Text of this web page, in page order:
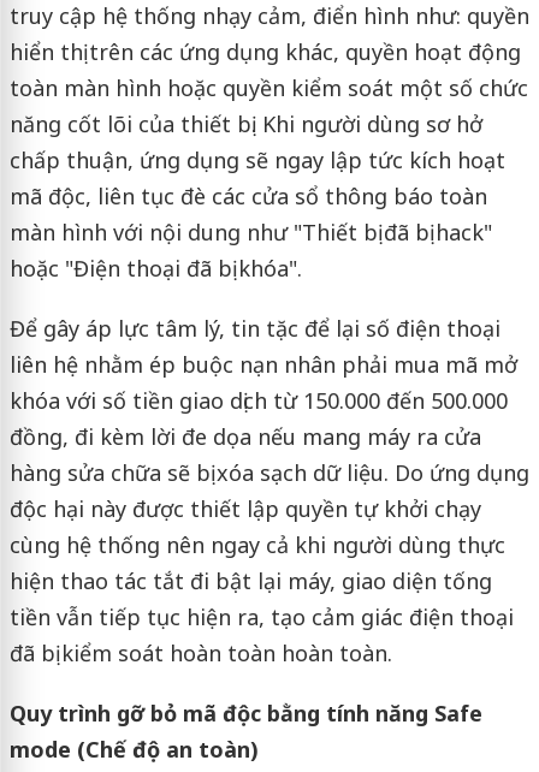
truy cập hệ thống nhạy cảm, điển hình như: quyền
hiển thị trên các ứng dụng khác, quyền hoạt động
toàn màn hình hoặc quyền kiểm soát một số chức
năng cốt lõi của thiết bị. Khi người dùng sơ hở
chấp thuận, ứng dụng sẽ ngay lập tức kích hoạt
mã độc, liên tục đè các cửa sổ thông báo toàn
màn hình với nội dung như "Thiết bị đã bị hack"
hoặc "Điện thoại đã bị khóa".
Để gây áp lực tâm lý, tin tặc để lại số điện thoại
liên hệ nhằm ép buộc nạn nhân phải mua mã mở
khóa với số tiền giao dịch từ 150.000 đến 500.000
đồng, đi kèm lời đe dọa nếu mang máy ra cửa
hàng sửa chữa sẽ bị xóa sạch dữ liệu. Do ứng dụng
độc hại này được thiết lập quyền tự khởi chạy
cùng hệ thống nên ngay cả khi người dùng thực
hiện thao tác tắt đi bật lại máy, giao diện tống
tiền vẫn tiếp tục hiện ra, tạo cảm giác điện thoại
đã bị kiểm soát hoàn toàn hoàn toàn.
Quy trình gỡ bỏ mã độc bằng tính năng Safe
mode (Chế độ an toàn)